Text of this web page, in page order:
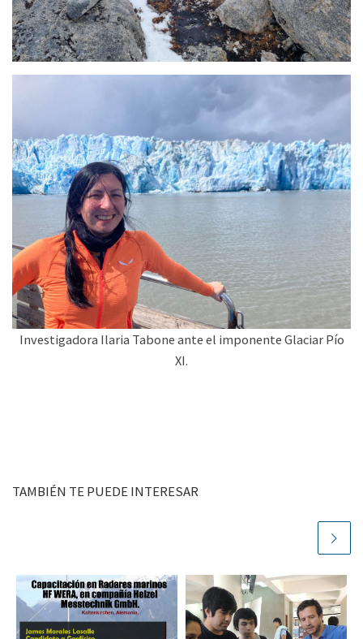
Investigadora Ilaria Tabone ante el imponente Glaciar Pío
XI.
TAMBIÉN TE PUEDE INTERESAR